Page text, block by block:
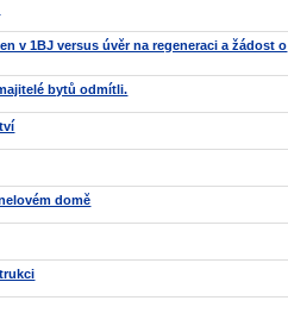
v 1BJ versus úvěr na regeneraci a žádost o
bytů odmítli.
domě